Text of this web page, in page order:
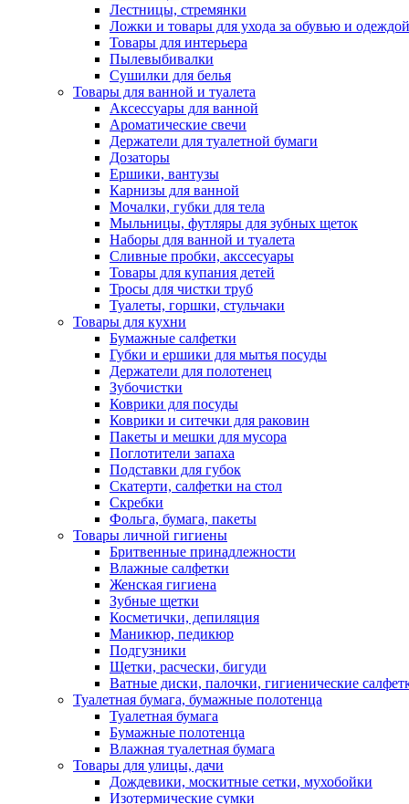
Лестницы, стремянки
Ложки и товары для ухода за обувью и одеждой
Товары для интерьера
Пылевыбивалки
Сушилки для белья
Товары для ванной и туалета
Аксессуары для ванной
Ароматические свечи
Держатели для туалетной бумаги
Дозаторы
Ершики, вантузы
Карнизы для ванной
Мочалки, губки для тела
Мыльницы, футляры для зубных щеток
Наборы для ванной и туалета
Сливные пробки, акссесуары
Товары для купания детей
Тросы для чистки труб
Туалеты, горшки, стульчаки
Товары для кухни
Бумажные салфетки
Губки и ершики для мытья посуды
Держатели для полотенец
Зубочистки
Коврики для посуды
Коврики и ситечки для раковин
Пакеты и мешки для мусора
Поглотители запаха
Подставки для губок
Скатерти, салфетки на стол
Скребки
Фольга, бумага, пакеты
Товары личной гигиены
Бритвенные принадлежности
Влажные салфетки
Женская гигиена
Зубные щетки
Косметички, депиляция
Маникюр, педикюр
Подгузники
Щетки, расчески, бигуди
Ватные диски, палочки, гигиенические
Туалетная бумага, бумажные полотенца
Туалетная бумага
Бумажные полотенца
Влажная туалетная бумага
Товары для улицы, дачи
Дождевики, москитные сетки, мухобойки
Изотермические сумки